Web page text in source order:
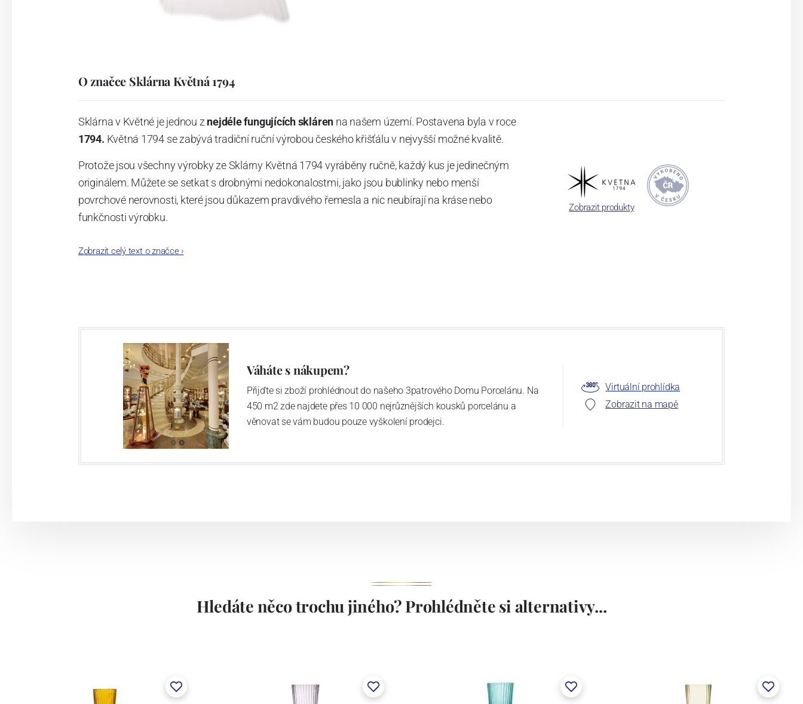
O značce Sklárna Květná 1794
Sklárna v Květné je jednou z nejdéle fungujících skláren na našem území. Postavena byla v roce
1794. Květná 1794 se zabývá tradiční ruční výrobou českého křišťálu v nejvyšší možné kvalitě.
Protože jsou všechny výrobky ze Sklárny Květná 1794 vyráběny ručně, každý kus je jedinečným
originálem. Můžete se setkat s drobnými nedokonalostmi, jako jsou bublinky nebo menší
povrchové nerovnosti, které jsou důkazem pravdivého řemesla a nic neubírají na kráse nebo
funkčnosti výrobku.
Zobrazit celý text o značce›
Zobrazit produkty
Váháte s nákupem?
Přijďte si zboží prohlédnout do našeho 3patrového Domu Porcelánu. Na
450 m2 zde najdete přes 10 000 nejrůznějších kousků porcelánu a
věnovat se vám budou pouze vyškolení prodejci.
Virtuální prohlídka
Zobrazit na mapě
Hledáte něco trochu jiného? Prohlédněte si alternativy...